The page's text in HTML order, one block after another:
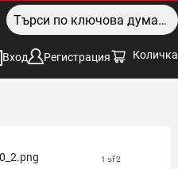
Вход Регистрация Количка
1 of 2